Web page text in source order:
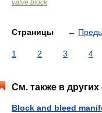
valve block
Страницы ←
1 2 3 4
См. также в других
Block and bleed